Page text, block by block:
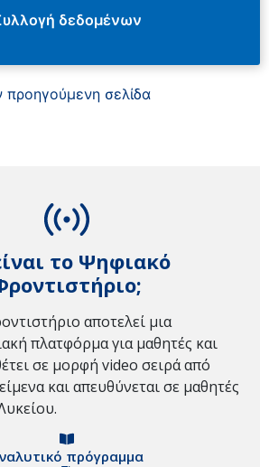
δεδομένων
σελίδα
το Ψηφιακό
αποτελεί μια
πλατφόρμα για μαθητές και
σε μορφή video σειρά από
και απευθύνεται σε μαθητές
πρόγραμμα